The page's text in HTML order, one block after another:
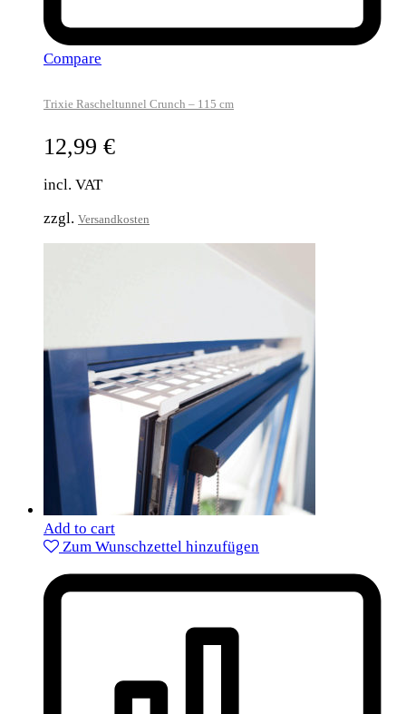
Compare
Trixie Rascheltunnel Crunch – 115 cm
12,99 €
incl. VAT
zzgl. Versandkosten
Add to cart
Zum Wunschzettel hinzufügen